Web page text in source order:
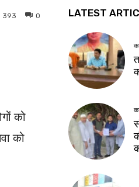
0
393
को
को
LATEST